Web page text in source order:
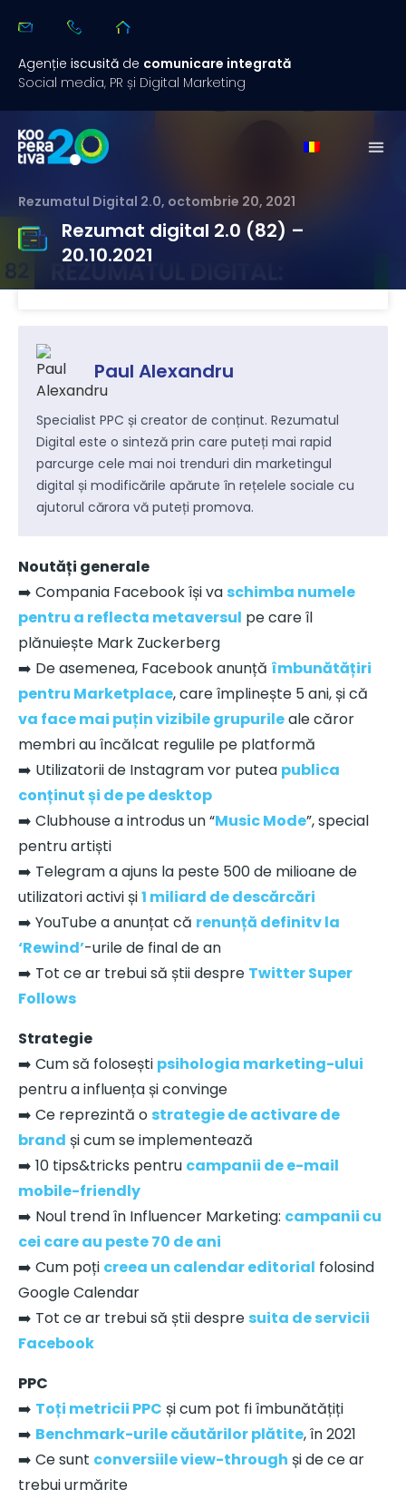
Agenție iscusită de comunicare integrată
Social media, PR și Digital Marketing
Rezumatul Digital 2.0, octombrie 20, 2021
Rezumat digital 2.0 (82) –
20.10.2021
Paul Alexandru
Specialist PPC și creator de conținut. Rezumatul
Digital este o sinteză prin care puteți mai rapid
parcurge cele mai noi trenduri din marketingul
digital și modificările apărute în rețelele sociale cu
ajutorul cărora vă puteți promova.
Noutăți generale
➡️ Compania Facebook își va schimba numele
pentru a reflecta metaversul pe care îl
plănuiește Mark Zuckerberg
➡️ De asemenea, Facebook anunță îmbunătățiri
pentru Marketplace, care împlinește 5 ani, și că
va face mai puțin vizibile grupurileale căror
membri au încălcat regulile pe platformă
➡️ Utilizatorii de Instagram vor putea publica
conținut și de pe desktop
➡️ Clubhouse a introdus un “Music Mode”, special
pentru artiști
➡️ Telegram a ajuns la peste 500 de milioane de
utilizatori activi și1 miliard de descărcări
➡️ YouTube a anunțat că renunță definitv la
‘Rewind’-urile de final de an
➡️ Tot ce ar trebui să știi despre Twitter Super
Follows
Strategie
➡️ Cum să folosești psihologia marketing-ului
pentru a influența și convinge
➡️ Ce reprezintă o strategie de activare de
brand și cum se implementează
➡️ 10 tips&tricks pentru campanii de e-mail
mobile-friendly
➡️ Noul trend în Influencer Marketing: campanii cu
cei care au peste 70 de ani
➡️ Cum poți creea un calendar editorial folosind
Google Calendar
➡️ Tot ce ar trebui să știi despre suita de servicii
Facebook
PPC
➡️ Toți metricii PPC și cum pot fi îmbunătățiți
➡️ Benchmark-urile căutărilor plătite, în 2021
➡️ Ce sunt conversiile view-through și de ce ar
trebui urmărite